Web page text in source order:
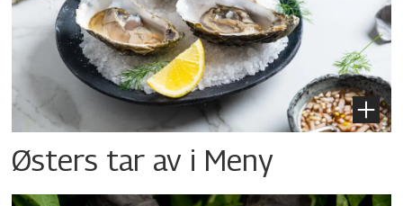
Østers tar av i Meny